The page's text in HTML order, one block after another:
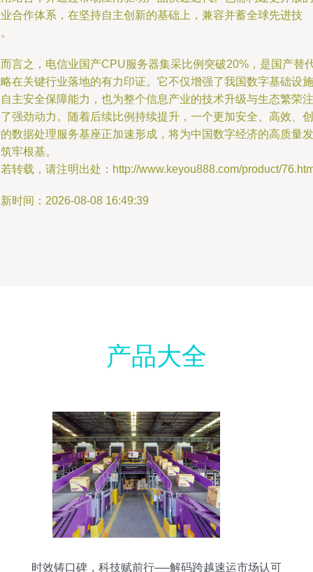
合作体系，在坚持自主创新的基础上，兼容并蓄全球先进技
言之，电信业国产CPU服务器集采比例突破20%，是国产替
在关键行业落地的有力印证。它不仅增强了我国数字基础设施
主安全保障能力，也为整个信息产业的技术升级与生态繁荣注
强劲动力。随着后续比例持续提升，一个更加安全、高效、创
数据处理服务基座正加速形成，将为中国数字经济的高质量发
牢根基。
转载，请注明出处：http://www.keyou888.com/product/
时间：2026-08-08 16:49:39
产品大全
时效铸口碑，科技赋前行──解码跨越速运市场认可